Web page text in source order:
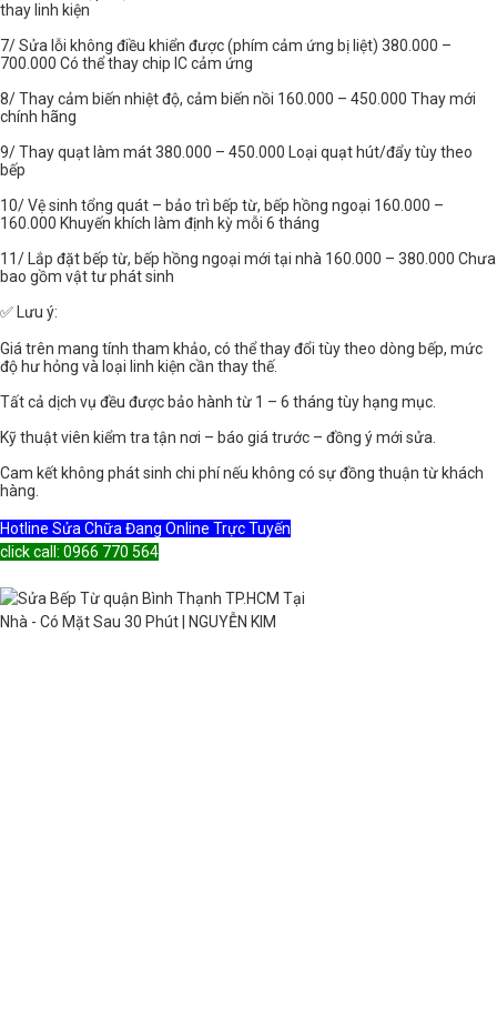
thay linh kiện
7/ Sửa lỗi không điều khiển được (phím cảm ứng bị liệt) 380.000 –
700.000 Có thể thay chip IC cảm ứng
8/ Thay cảm biến nhiệt độ, cảm biến nồi 160.000 – 450.000 Thay mới
chính hãng
9/ Thay quạt làm mát 380.000 – 450.000 Loại quạt hút/đẩy tùy theo
bếp
10/ Vệ sinh tổng quát – bảo trì bếp từ, bếp hồng ngoại 160.000 –
160.000 Khuyến khích làm định kỳ mỗi 6 tháng
11/ Lắp đặt bếp từ, bếp hồng ngoại mới tại nhà 160.000 – 380.000 Chưa
bao gồm vật tư phát sinh
✅ Lưu ý:
Giá trên mang tính tham khảo, có thể thay đổi tùy theo dòng bếp, mức
độ hư hỏng và loại linh kiện cần thay thế.
Tất cả dịch vụ đều được bảo hành từ 1 – 6 tháng tùy hạng mục.
Kỹ thuật viên kiểm tra tận nơi – báo giá trước – đồng ý mới sửa.
Cam kết không phát sinh chi phí nếu không có sự đồng thuận từ khách
hàng.
Hotline Sửa Chữa Đang Online Trực Tuyến
click call: 0966 770 564